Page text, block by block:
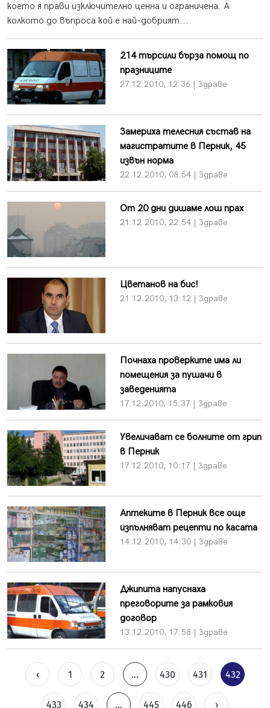
което я прави изключително ценна и ограничена. А
колкото до въпроса кой е най-добрият...
214 търсили бърза помощ по
празниците
27.12.2010, 12:36 | Здраве
Замериха телесния състав на
магистратите в Перник, 45
извън норма
22.12.2010, 08:54 | Здраве
От 20 дни дишаме лош прах
21.12.2010, 22:54 | Здраве
Цветанов на бис!
21.12.2010, 13:12 | Здраве
Почнаха проверките има ли
помещения за пушачи в
заведенията
17.12.2010, 15:37 | Здраве
Увеличават се болните от грип
в Перник
17.12.2010, 10:17 | Здраве
Аптеките в Перник все още
изпълняват рецепти по касата
14.12.2010, 14:30 | Здраве
Джипита напуснаха
преговорите за рамковия
договор
13.12.2010, 17:58 | Здраве
‹ 1 2 ... 430 431 432
433 434 ... 445 446 ›